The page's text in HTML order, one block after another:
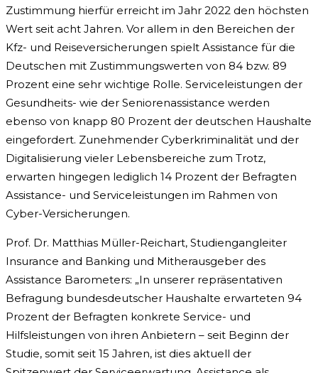
Zustimmung hierfür erreicht im Jahr 2022 den höchsten
Wert seit acht Jahren. Vor allem in den Bereichen der
Kfz- und Reiseversicherungen spielt Assistance für die
Deutschen mit Zustimmungswerten von 84 bzw. 89
Prozent eine sehr wichtige Rolle. Serviceleistungen der
Gesundheits- wie der Seniorenassistance werden
ebenso von knapp 80 Prozent der deutschen Haushalte
eingefordert. Zunehmender Cyberkriminalität und der
Digitalisierung vieler Lebensbereiche zum Trotz,
erwarten hingegen lediglich 14 Prozent der Befragten
Assistance- und Serviceleistungen im Rahmen von
Cyber-Versicherungen.
Prof. Dr. Matthias Müller-Reichart, Studiengangleiter
Insurance and Banking und Mitherausgeber des
Assistance Barometers: „In unserer repräsentativen
Befragung bundesdeutscher Haushalte erwarteten 94
Prozent der Befragten konkrete Service- und
Hilfsleistungen von ihren Anbietern – seit Beginn der
Studie, somit seit 15 Jahren, ist dies aktuell der